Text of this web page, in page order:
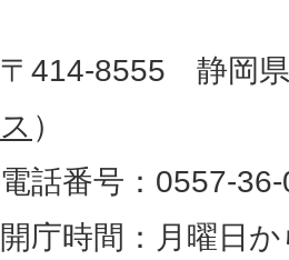
地
図
。
静
岡
所
〒414-8555 静岡
ス ）
電話番号：0557-36-
開庁時間：月曜日